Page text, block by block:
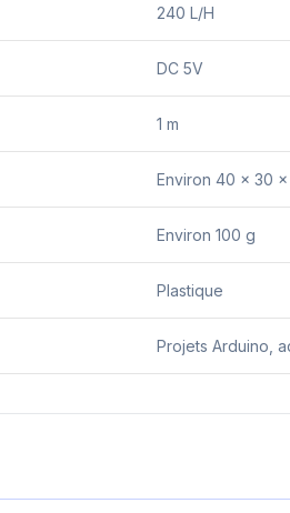
240 L/H
DC 5V
1 m
Environ 40 x 30 x
Environ 100 g
Plastique
Projets Arduino,